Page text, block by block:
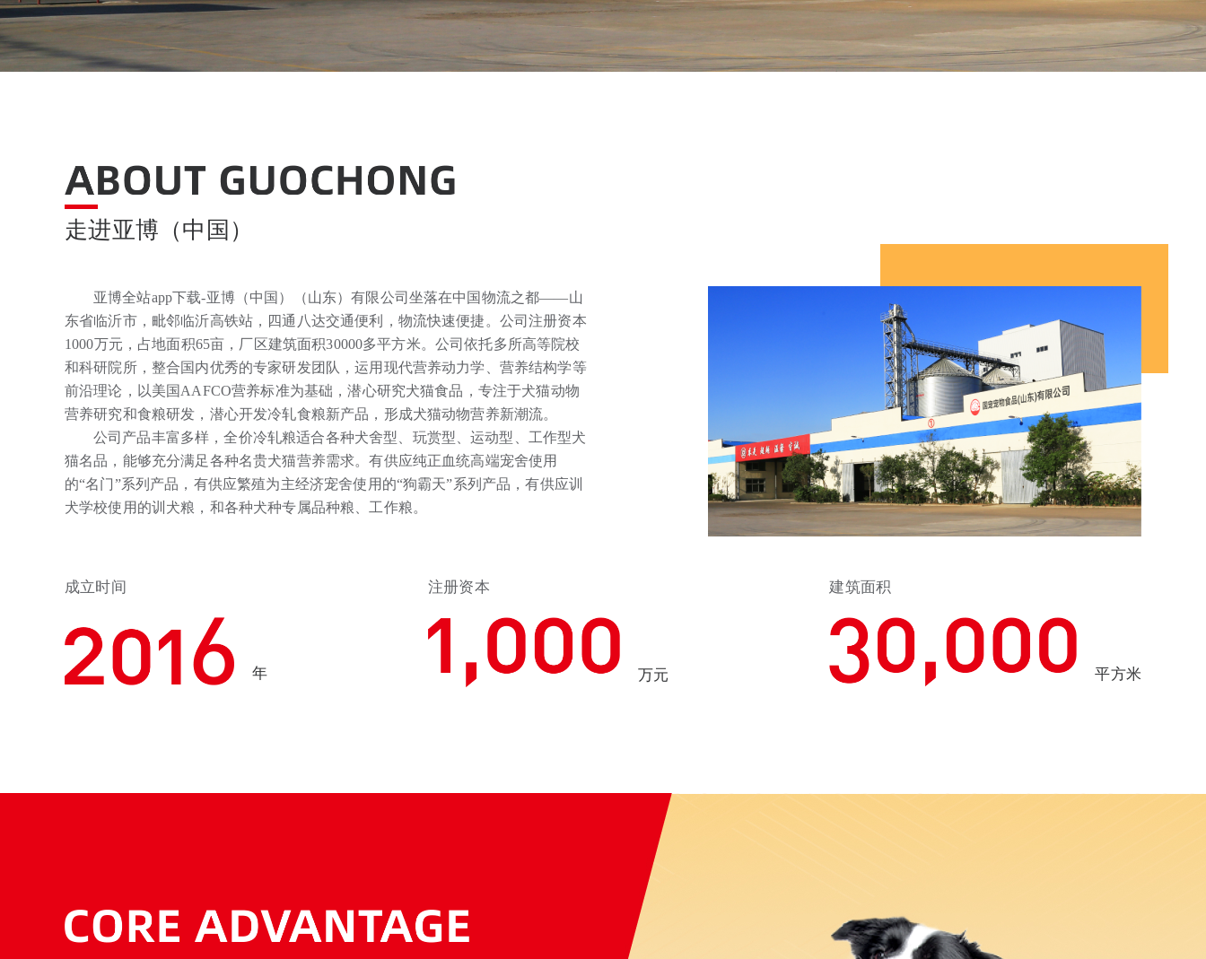
走进亚博（中国）
亚博全站app下载-亚博（中国）（山东）有限公司坐落在中国物流之都——山
东省临沂市，毗邻临沂高铁站，四通八达交通便利，物流快速便捷。公司注册资本
1000万元，占地面积65亩，厂区建筑面积30000多平方米。公司依托多所高等院校
和科研院所，整合国内优秀的专家研发团队，运用现代营养动力学、营养结构学等
前沿理论，以美国AAFCO营养标准为基础，潜心研究犬猫食品，专注于犬猫动物
营养研究和食粮研发，潜心开发冷轧食粮新产品，形成犬猫动物营养新潮流。
公司产品丰富多样，全价冷轧粮适合各种犬舍型、玩赏型、运动型、工作型犬
猫名品，能够充分满足各种名贵犬猫营养需求。有供应纯正血统高端宠舍使用
的“名门”系列产品，有供应繁殖为主经济宠舍使用的“狗霸天”系列产品，有供应训
犬学校使用的训犬粮，和各种犬种专属品种粮、工作粮。
成立时间
年
注册资本
万元
建筑面积
平方米